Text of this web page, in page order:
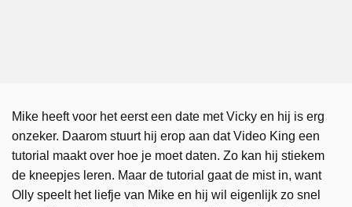
Mike heeft voor het eerst een date met Vicky en hij is erg
onzeker. Daarom stuurt hij erop aan dat Video King een
tutorial maakt over hoe je moet daten. Zo kan hij stiekem
de kneepjes leren. Maar de tutorial gaat de mist in, want
Olly speelt het liefje van Mike en hij wil eigenlijk zo snel